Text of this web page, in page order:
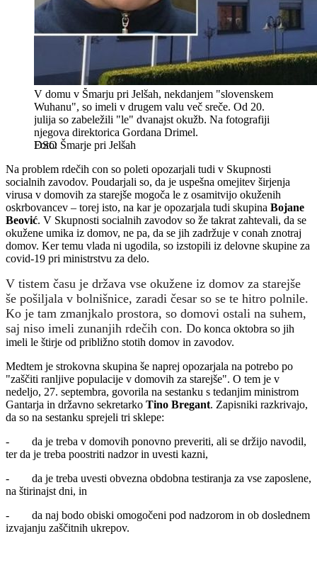
V domu v Šmarju pri Jelšah, nekdanjem "slovenskem
Wuhanu", so imeli v drugem valu več sreče. Od 20.
julija so zabeležili "le" dvanajst okužb. Na fotografiji
njegova direktorica Gordana Drimel.
DSO Šmarje pri Jelšah
Na problem rdečih con so poleti opozarjali tudi v Skupnosti
socialnih zavodov. Poudarjali so, da je uspešna omejitev širjenja
virusa v domovih za starejše mogoča le z osamitvijo okuženih
oskrbovancev – torej isto, na kar je opozarjala tudi skupina Bojane
Beović. V Skupnosti socialnih zavodov so že takrat zahtevali, da se
okužene umika iz domov, ne pa, da se jih zadržuje v conah znotraj
domov. Ker temu vlada ni ugodila, so izstopili iz delovne skupine za
covid-19 pri ministrstvu za delo.
V tistem času je država vse okužene iz domov za starejše
še pošiljala v bolnišnice, zaradi česar so se te hitro polnile.
Ko je tam zmanjkalo prostora, so domovi ostali na suhem,
saj niso imeli zunanjih rdečih con. Do konca oktobra so jih
imeli le štirje od približno stotih domov in zavodov.
Medtem je strokovna skupina še naprej opozarjala na potrebo po
"zaščiti ranljive populacije v domovih za starejše". O tem je v
nedeljo, 27. septembra, govorila na sestanku s tedanjim ministrom
Gantarja in državno sekretarko Tino Bregant. Zapisniki razkrivajo,
da so na sestanku sprejeli tri sklepe:
- da je treba v domovih ponovno preveriti, ali se držijo navodil,
ter da je treba poostriti nadzor in uvesti kazni,
- da je treba uvesti obvezna obdobna testiranja za vse zaposlene,
na štirinajst dni, in
- da naj bodo obiski omogočeni pod nadzorom in ob doslednem
izvajanju zaščitnih ukrepov.